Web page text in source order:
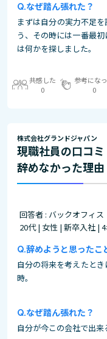
なぜ踏ん張れた？
まずは自分の実力不足
う、その時には一番最
は何かを探しました。
共感した
0
参考にな
0
株式会社グランドジャパン
現職社員の口コ
辞めなかった理由
回答者 : バックオフィス
20代 | 女性 | 新卒入社 |
辞めようと思ったこ
自分の将来を考えたと
時。
なぜ踏ん張れた？
自分が今この会社で出来